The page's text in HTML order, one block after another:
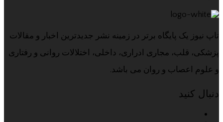
تاپ نیوز یک پایگاه برتر در زمینه نشر جدیدترین اخبار و مقالات
پزشکی، قلب، مجاری ادراری، داخلی، اختلالات روانی و رفتاری
و علوم اعصاب و روان می باشد.
دنبال کنید